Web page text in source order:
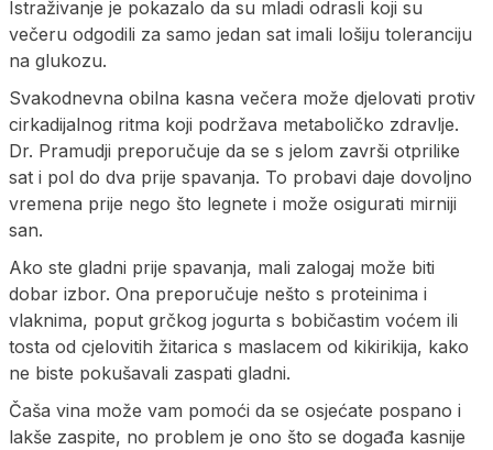
Istraživanje je pokazalo da su mladi odrasli koji su
večeru odgodili za samo jedan sat imali lošiju toleranciju
na glukozu.
Svakodnevna obilna kasna večera može djelovati protiv
cirkadijalnog ritma koji podržava metaboličko zdravlje.
Dr. Pramudji preporučuje da se s jelom završi otprilike
sat i pol do dva prije spavanja. To probavi daje dovoljno
vremena prije nego što legnete i može osigurati mirniji
san.
Ako ste gladni prije spavanja, mali zalogaj može biti
dobar izbor. Ona preporučuje nešto s proteinima i
vlaknima, poput grčkog jogurta s bobičastim voćem ili
tosta od cjelovitih žitarica s maslacem od kikirikija, kako
ne biste pokušavali zaspati gladni.
Čaša vina može vam pomoći da se osjećate pospano i
lakše zaspite, no problem je ono što se događa kasnije